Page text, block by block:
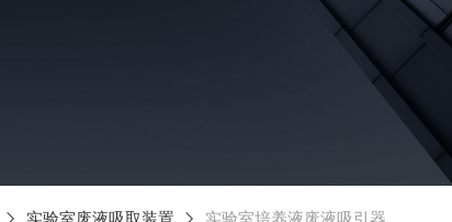
实验室废液吸取装置 实验室培养液废液吸引器